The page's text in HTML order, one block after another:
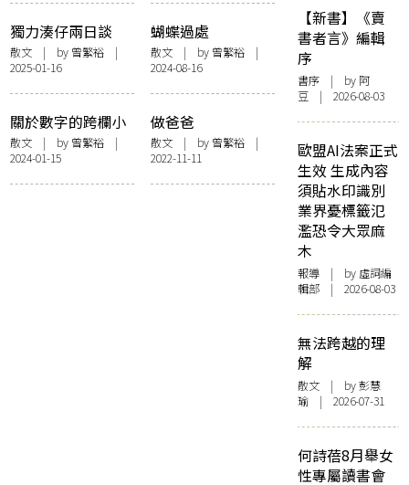
白河本體〉
獨力湊仔兩日談
散文 | by 曾繁裕 |
2025-01-16
蝴蝶過處
散文| by 曾繁裕|
2024-08-16
關於數字的跨欄小
記
散文 | by 曾繁裕 |
2024-01-15
做爸爸
散文| by 曾繁裕|
2022-11-11
【新書】《賣
書者言》編輯
序
書序 | by 阿
豆 | 2026-08-03
歐盟AI法案正式
生效 生成內容
須貼水印識別
業界憂標籤氾
濫恐令大眾麻
木
報導 | by 虛詞編
輯部 | 2026-08-03
無法跨越的理
解
散文 | by 彭慧
瑜 | 2026-07-31
何詩蓓8月舉女
性專屬讀書會